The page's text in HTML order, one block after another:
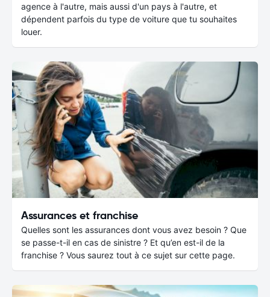
agence à l'autre, mais aussi d'un pays à l'autre, et
dépendent parfois du type de voiture que tu souhaites
louer.
Assurances et franchise
Quelles sont les assurances dont vous avez besoin ? Que
se passe-t-il en cas de sinistre ? Et qu’en est-il de la
franchise ? Vous saurez tout à ce sujet sur cette page.